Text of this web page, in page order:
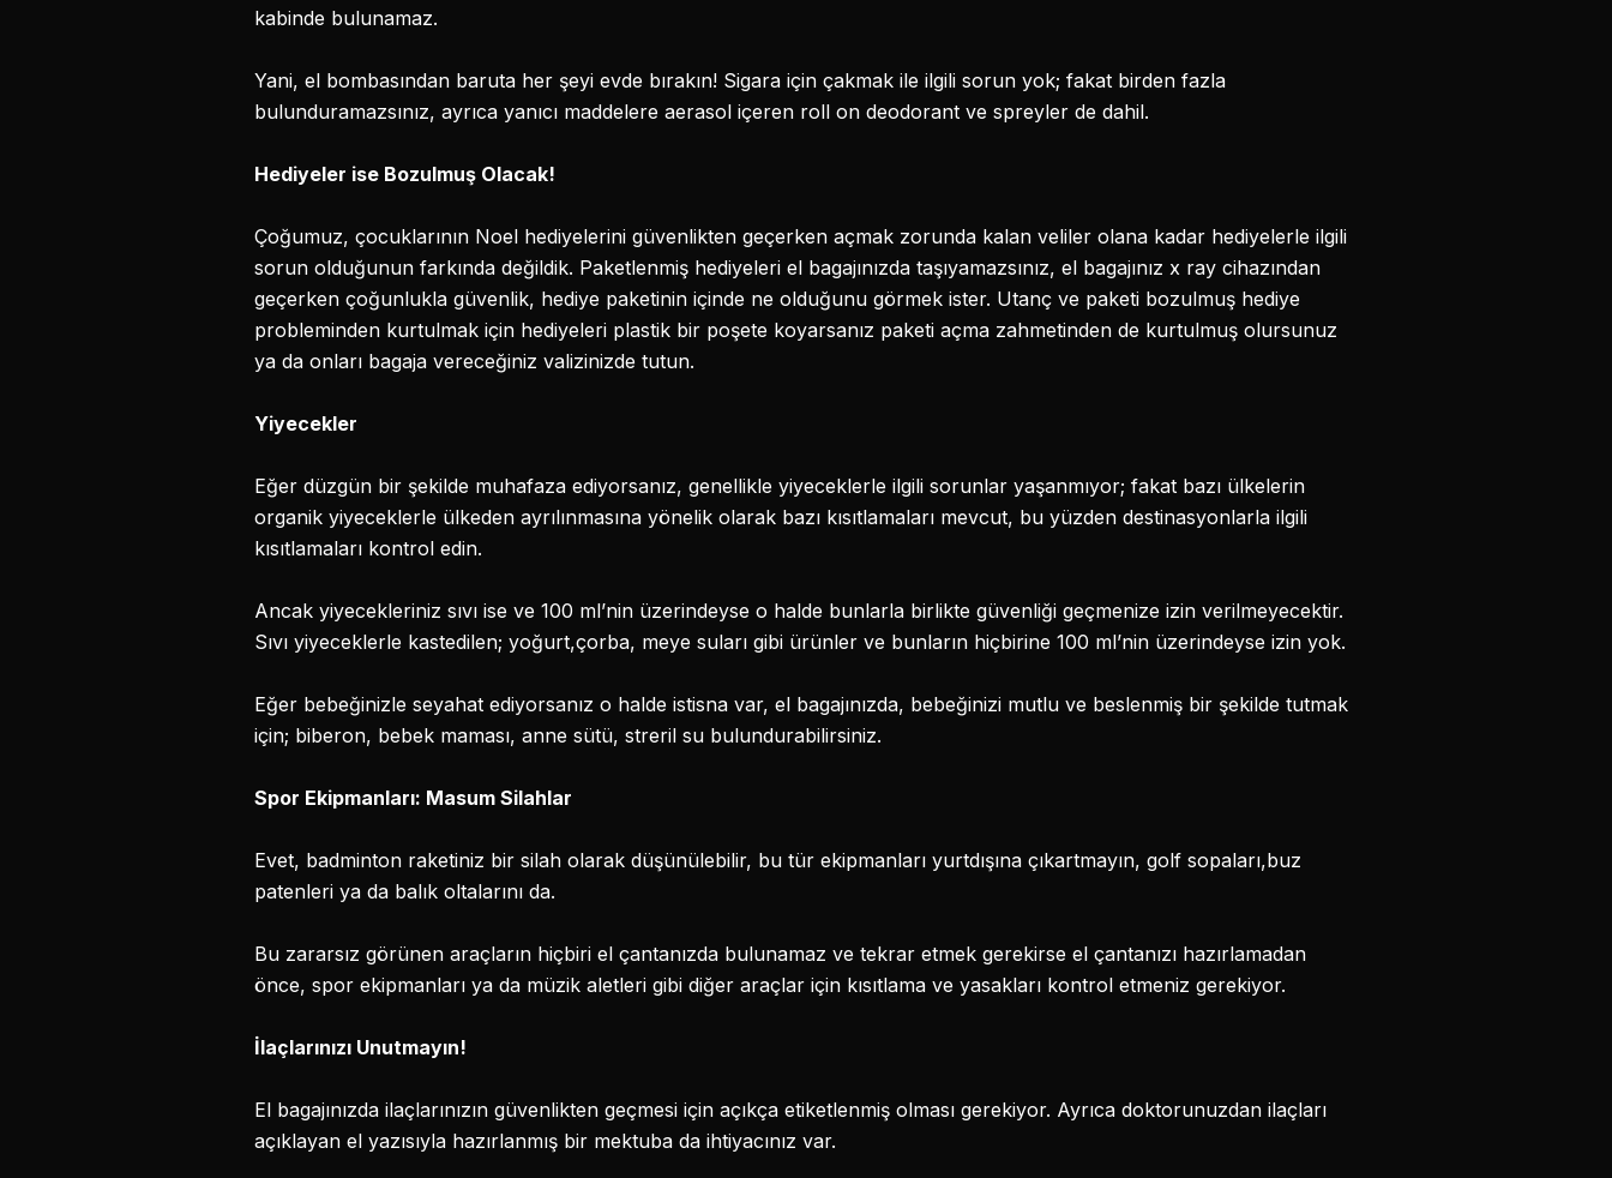
kabinde bulunamaz.
Yani, el bombasından baruta her şeyi evde bırakın! Sigara için çakmak ile ilgili sorun yok; fakat birden fazla
bulunduramazsınız, ayrıca yanıcı maddelere aerasol içeren roll on deodorant ve spreyler de dahil.
Hediyeler ise Bozulmuş Olacak!
Çoğumuz, çocuklarının Noel hediyelerini güvenlikten geçerken açmak zorunda kalan veliler olana kadar hediyelerle ilgili
sorun olduğunun farkında değildik. Paketlenmiş hediyeleri el bagajınızda taşıyamazsınız, el bagajınız x ray cihazından
geçerken çoğunlukla güvenlik, hediye paketinin içinde ne olduğunu görmek ister. Utanç ve paketi bozulmuş hediye
probleminden kurtulmak için hediyeleri plastik bir poşete koyarsanız paketi açma zahmetinden de kurtulmuş olursunuz
ya da onları bagaja vereceğiniz valizinizde tutun.
Yiyecekler
Eğer düzgün bir şekilde muhafaza ediyorsanız, genellikle yiyeceklerle ilgili sorunlar yaşanmıyor; fakat bazı ülkelerin
organik yiyeceklerle ülkeden ayrılınmasına yönelik olarak bazı kısıtlamaları mevcut, bu yüzden destinasyonlarla ilgili
kısıtlamaları kontrol edin.
Ancak yiyecekleriniz sıvı ise ve 100 ml’nin üzerindeyse o halde bunlarla birlikte güvenliği geçmenize izin verilmeyecektir.
Sıvı yiyeceklerle kastedilen; yoğurt,çorba, meye suları gibi ürünler ve bunların hiçbirine 100 ml’nin üzerindeyse izin yok.
Eğer bebeğinizle seyahat ediyorsanız o halde istisna var, el bagajınızda, bebeğinizi mutlu ve beslenmiş bir şekilde tutmak
için; biberon, bebek maması, anne sütü, streril su bulundurabilirsiniz.
Spor Ekipmanları: Masum Silahlar
Evet, badminton raketiniz bir silah olarak düşünülebilir, bu tür ekipmanları yurtdışına çıkartmayın, golf sopaları,buz
patenleri ya da balık oltalarını da.
Bu zararsız görünen araçların hiçbiri el çantanızda bulunamaz ve tekrar etmek gerekirse el çantanızı hazırlamadan
önce, spor ekipmanları ya da müzik aletleri gibi diğer araçlar için kısıtlama ve yasakları kontrol etmeniz gerekiyor.
İlaçlarınızı Unutmayın!
El bagajınızda ilaçlarınızın güvenlikten geçmesi için açıkça etiketlenmiş olması gerekiyor. Ayrıca doktorunuzdan ilaçları
açıklayan el yazısıyla hazırlanmış bir mektuba da ihtiyacınız var.